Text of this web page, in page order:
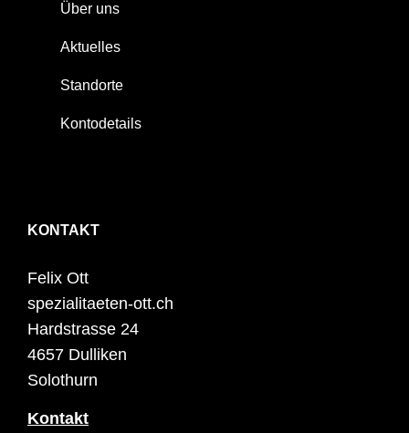
Über uns
Aktuelles
Standorte
Kontodetails
KONTAKT
Felix Ott
spezialitaeten-ott.ch
Hardstrasse 24
4657 Dulliken
Solothurn
Kontakt